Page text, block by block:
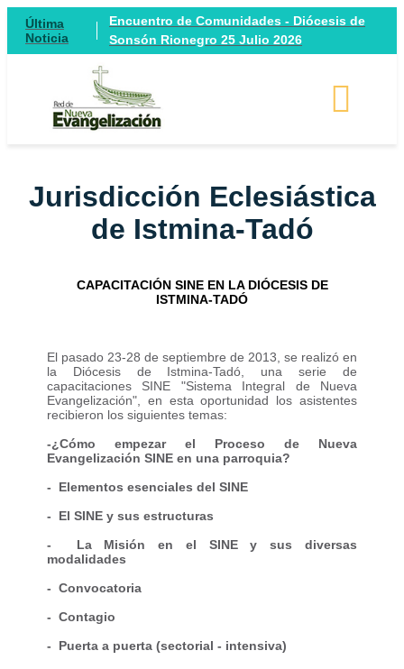
Última
Noticia
Encuentro de Comunidades - Diócesis de
Sonsón Rionegro 25 Julio 2026
Jurisdicción Eclesiástica
de Istmina-Tadó
CAPACITACIÓN SINE EN LA DIÓCESIS DE
ISTMINA-TADÓ
El pasado 23-28 de septiembre de 2013, se realizó en
la Diócesis de Istmina-Tadó, una serie de
capacitaciones SINE "Sistema Integral de Nueva
Evangelización", en esta oportunidad los asistentes
recibieron los siguientes temas:
-¿Cómo empezar el Proceso de Nueva
Evangelización SINE en una parroquia?
- Elementos esenciales del SINE
- El SINE y sus estructuras
- La Misión en el SINE y sus diversas
modalidades
- Convocatoria
- Contagio
- Puerta a puerta (sectorial - intensiva)